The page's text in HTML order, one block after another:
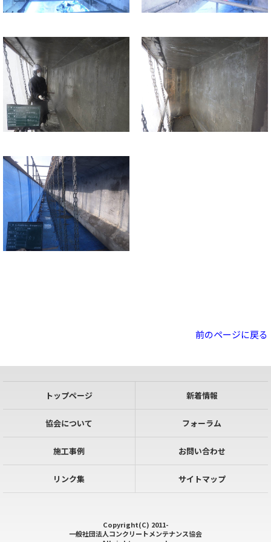
前のページに戻る
トップページ 新着情報
協会について フォーラム
施工事例 お問い合わせ
リンク集 サイトマップ
Copyright(C) 2011-
一般社団法人コンクリートメンテナンス協会